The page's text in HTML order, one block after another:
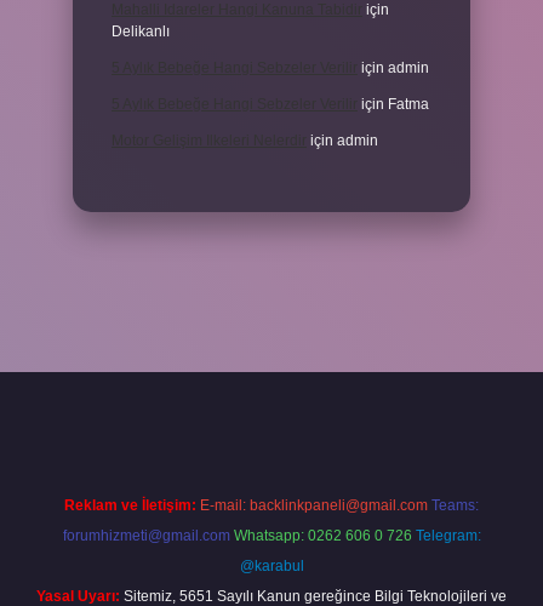
için
Delikanlı
için admin
için Fatma
için admin
Reklam ve İletişim: E-mail: backlinkpaneli@gmail.com Teams:
forumhizmeti@gmail.com Whatsapp: 0262 606 0 726 Telegram:
@karabul
Yasal Uyarı: Sitemiz, 5651 Sayılı Kanun gereğince Bilgi Teknolojileri ve